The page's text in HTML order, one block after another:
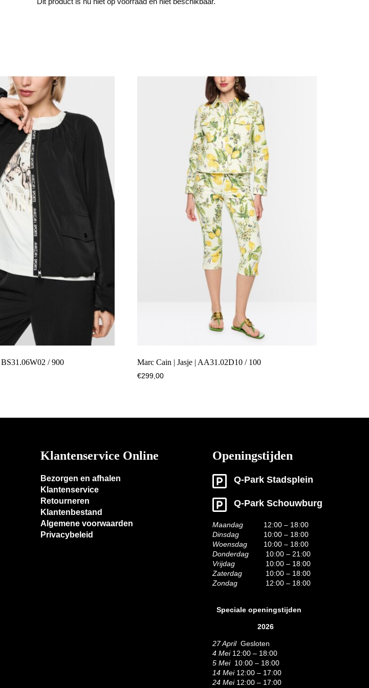
/ 900 Marc Cain | Jasje | AA31.02D10 / 100
€299,00
Klantenservice Online
Bezorgen en afhalen
Klantenservice
Retourneren
Klantenbestand
Algemene voorwaarden
Privacybeleid
Openingstijden
Q-Park Stadsplein
Q-Park Schouwburg
Maandag
12:00 – 18:00
Dinsdag
10:00 – 18:00
Woensdag
10:00 – 18:00
Donderdag
10:00 – 21:00
Vrijdag
10:00 – 18:00
Zaterdag
10:00 – 18:00
Zondag
12:00 – 18:00
Speciale openingstijden
2026
27 AprilGesloten
4 Mei12:00 – 18:00
5 Mei10:00 – 18:00
14 Mei12:00 – 17:00
24 Mei12:00 – 17:00